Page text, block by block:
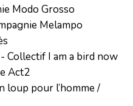
Modo Grosso
Melampo
- Collectif I am a bird now
Act2
loup pour l’homme /